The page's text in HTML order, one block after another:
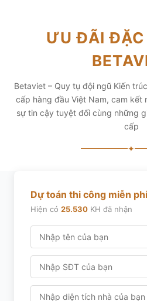
ƯU ĐÃI ĐẶC
Betaviet – Quy tụ đội ngũ Kiến
cấp hàng đầu Việt Nam, cam kết
sự tin cậy tuyệt đối cùng những
cấp
✦
Dự toán thi công miễn phí
Hiện có 25.530 KH đã nhận